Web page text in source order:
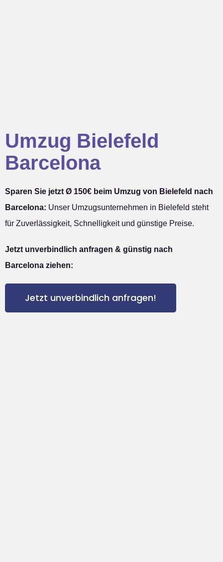
Umzug Bielefeld
Barcelona
Sparen Sie jetzt Ø 150€ beim Umzug von Bielefeld nach
Barcelona: Unser Umzugsunternehmen in Bielefeld steht
für Zuverlässigkeit, Schnelligkeit und günstige Preise.
Jetzt unverbindlich anfragen & günstig nach
Barcelona ziehen:
Jetzt unverbindlich anfragen!